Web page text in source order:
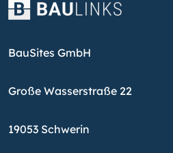
BauSites GmbH
Große Wasserstraße 22
19053 Schwerin